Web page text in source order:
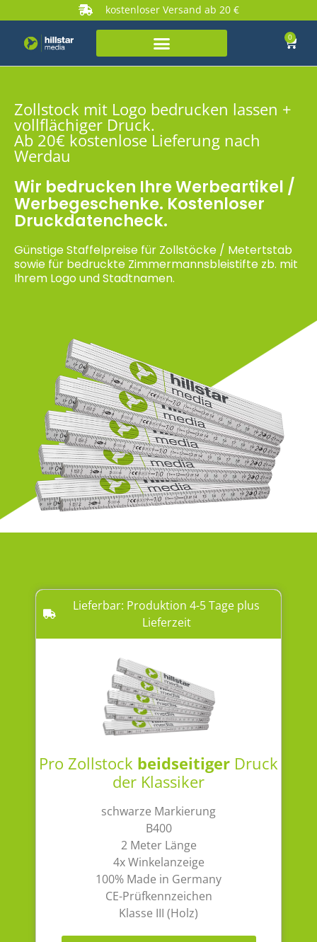
kostenloser Versand ab 20 €
0
Zollstock mit Logo bedrucken lassen +
vollflächiger Druck.
Ab 20€ kostenlose Lieferung nach
Werdau
Wir bedrucken Ihre Werbeartikel /
Werbegeschenke. Kostenloser
Druckdatencheck.
Günstige Staffelpreise für Zollstöcke / Metertstab
sowie für bedruckte Zimmermannsbleistifte zb. mit
Ihrem Logo und Stadtnamen.
Lieferbar: Produktion 4-5 Tage plus
Lieferzeit
Pro Zollstock beidseitiger Druck
der Klassiker
schwarze Markierung
B400
2 Meter Länge
4x Winkelanzeige
100% Made in Germany
CE-Prüfkennzeichen
Klasse III (Holz)